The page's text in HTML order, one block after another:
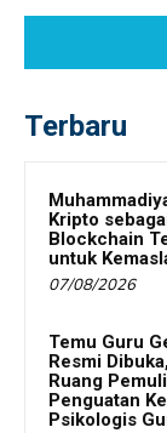
Terbaru
Kripto
Blockchain
untuk
07/08/2026
Temu Guru
Resmi
Ruang
Penguatan
Psikologis